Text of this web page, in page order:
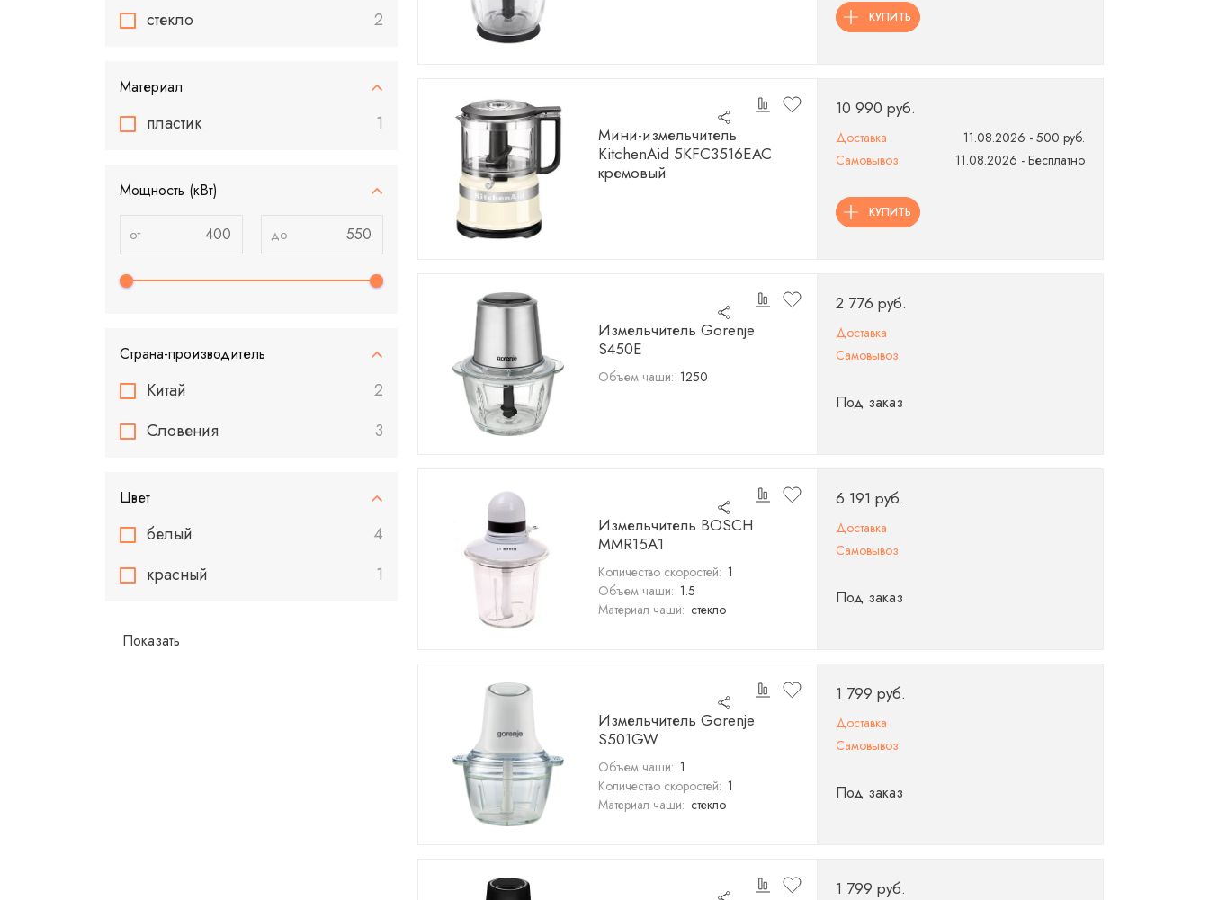
стекло
2
Материал
пластик 1
Мощность (кВт)
Страна-производитель
Китай
2
Словения
3
Цвет
белый
4
красный
1
КУПИТЬ
Мини-измельчитель
KitchenAid 5KFC3516EAC
кремовый
10 990 руб.
Доставка
11.08.2026 - 500 руб.
Самовывоз
11.08.2026 - Бесплатно
КУПИТЬ
Измельчитель Gorenje
S450E
Объем чаши: 1250
2 776 руб.
Доставка
Самовывоз
Под заказ
Измельчитель BOSCH
MMR15А1
Количество скоростей: 1
Объем чаши: 1.5
Материал чаши: стекло
6 191 руб.
Доставка
Самовывоз
Под заказ
Измельчитель Gorenje
S501GW
Объем чаши: 1
Количество скоростей: 1
Материал чаши: стекло
1 799 руб.
Доставка
Самовывоз
Под заказ
1 799 руб.